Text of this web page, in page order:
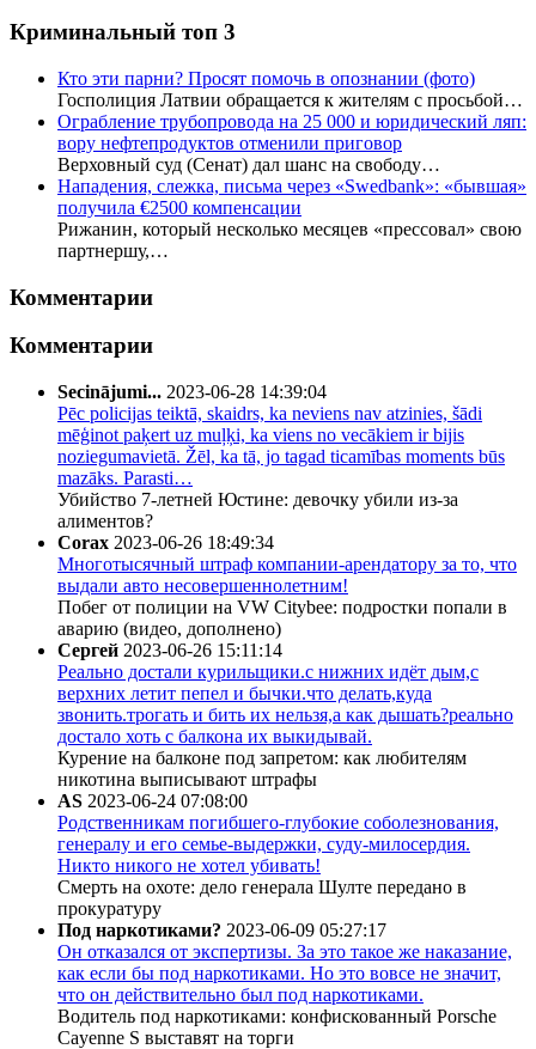
Криминальный топ 3
Кто эти парни? Просят помочь в опознании (фото)
Госполиция Латвии обращается к жителям с просьбой…
Ограбление трубопровода на 25 000 и юридический ляп:
вору нефтепродуктов отменили приговор
Верховный суд (Сенат) дал шанс на свободу…
Нападения, слежка, письма через «Swedbank»: «бывшая»
получила €2500 компенсации
Рижанин, который несколько месяцев «прессовал» свою
партнершу,…
Комментарии
Комментарии
Secinājumi... 2023-06-28 14:39:04
Pēc policijas teiktā, skaidrs, ka neviens nav atzinies, šādi
mēģinot paķert uz muļķi, ka viens no vecākiem ir bijis
noziegumavietā. Žēl, ka tā, jo tagad ticamības moments būs
mazāks. Parasti…
Убийство 7-летней Юстине: девочку убили из-за
алиментов?
Corax 2023-06-26 18:49:34
Многотысячный штраф компании-арендатору за то, что
выдали авто несовершеннолетним!
Побег от полиции на VW Citybee: подростки попали в
аварию (видео, дополнено)
Сергей 2023-06-26 15:11:14
Реально достали курильщики.с нижних идёт дым,с
верхних летит пепел и бычки.что делать,куда
звонить.трогать и бить их нельзя,а как дышать?реально
достало хоть с балкона их выкидывай.
Курение на балконе под запретом: как любителям
никотина выписывают штрафы
AS 2023-06-24 07:08:00
Родственникам погибшего-глубокие соболезнования,
генералу и его семье-выдержки, суду-милосердия.
Никто никого не хотел убивать!
Смерть на охоте: дело генерала Шулте передано в
прокуратуру
Под наркотиками? 2023-06-09 05:27:17
Он отказался от экспертизы. За это такое же наказание,
как если бы под наркотиками. Но это вовсе не значит,
что он действительно был под наркотиками.
Водитель под наркотиками: конфискованный Porsche
Cayenne S выставят на торги